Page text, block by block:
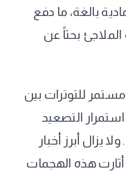
بالغة، ما دفع
بحثاً عن
للتوترات بين
التصعيد
يزال أبرز أخبار
هذه الهجمات